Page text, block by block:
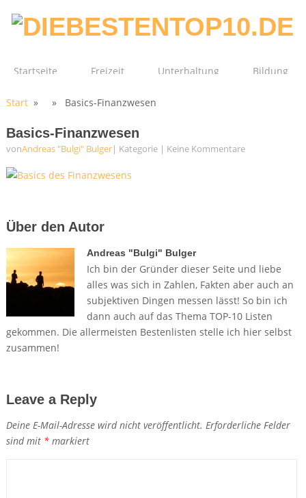
Startseite Freizeit Unterhaltung Bildung
Start» » Basics-Finanzwesen
Basics-Finanzwesen
vonAndreas "Bulgi" Bulger| Kategorie| Keine Kommentare
Über den Autor
Andreas "Bulgi" Bulger
Ich bin der Gründer dieser Seite und liebe
alles was sich in Zahlen, Fakten aber auch an
subjektiven Dingen messen lässt! So bin ich
dann auch auf das Thema TOP-10 Listen
gekommen. Die allermeisten Bestenlisten stelle ich hier selbst
zusammen!
Leave a Reply
Deine E-Mail-Adresse wird nicht veröffentlicht. Erforderliche Felder
sind mit *markiert